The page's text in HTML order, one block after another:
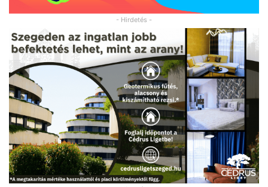
- Hirdetés -